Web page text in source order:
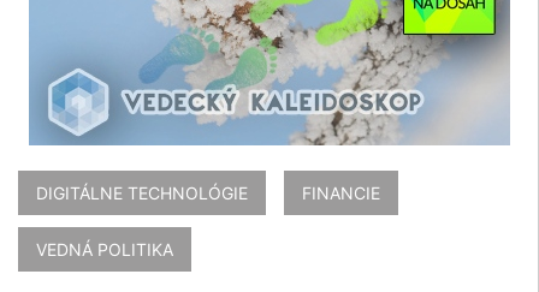
DIGITÁLNE TECHNOLÓGIE FINANCIE
VEDNÁ POLITIKA